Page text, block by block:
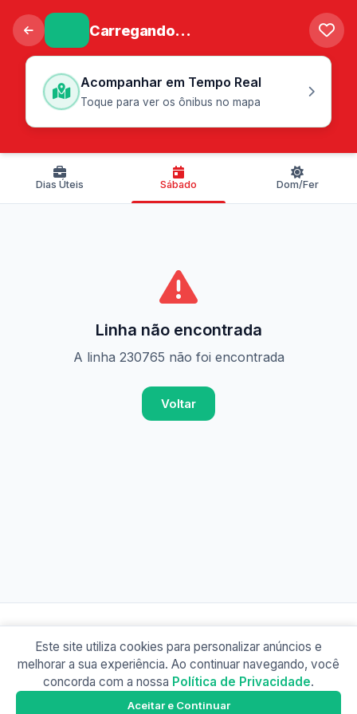
Carregando...
Acompanhar em Tempo Real
Toque para ver os ônibus no mapa
Dias Úteis Sábado Dom/Fer
Linha não encontrada
A linha 230765 não foi encontrada
Voltar
© 2026 Busão BR
Sobre Contato Política de Privacidade
Este site utiliza cookies para personalizar anúncios e
melhorar a sua experiência. Ao continuar navegando, você
concorda com a nossa Política de Privacidade.
Aceitar e Continuar